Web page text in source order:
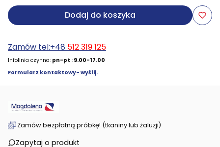
Dodaj do koszyka
Zamów tel:+48 512 319 125
Infolinia czynna: pn-pt : 9.00-17.00
Formularz kontaktowy- wyślij.
Zamów bezpłatną próbkę! (tkaniny lub żaluzji)
Zapytaj o produkt